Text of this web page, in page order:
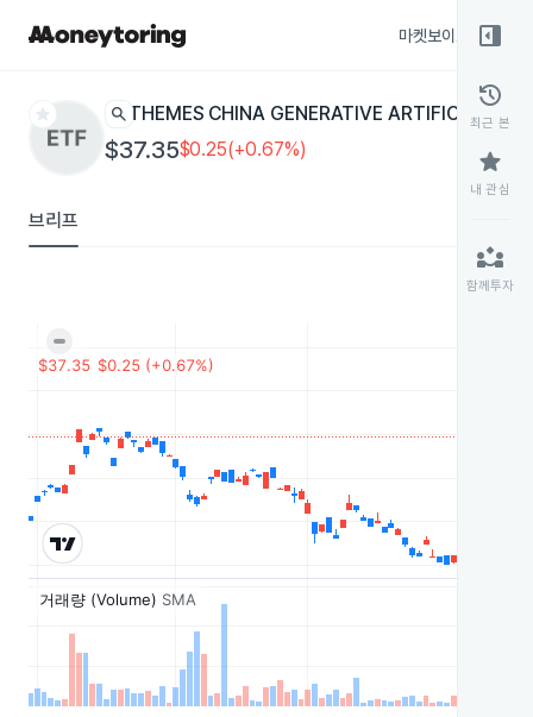
마켓보이스
star search THEMES CHINA GENERATIVE ARTIFICIAL
$37.35$0.25(+0.67%)
브리프
right_panel_open
history
최근 본
star
내 관심
partner_exchange
함께투자